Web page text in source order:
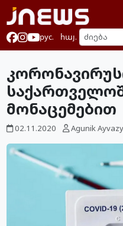
рус. հայ.
მონაცემებით
02.11.2020 Agunik